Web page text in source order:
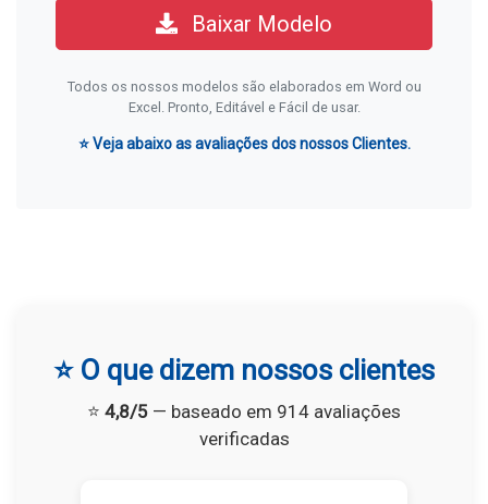
Baixar Modelo
Todos os nossos modelos são elaborados em Word ou
Excel. Pronto, Editável e Fácil de usar.
⭐ Veja abaixo as avaliações dos nossos Clientes.
⭐ O que dizem nossos clientes
⭐ 4,8/5 — baseado em 914 avaliações
verificadas